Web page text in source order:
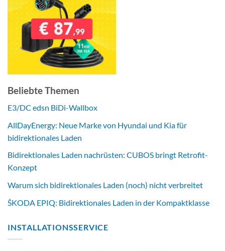
Beliebte Themen
E3/DC edsn BiDi-Wallbox
AllDayEnergy: Neue Marke von Hyundai und Kia für
bidirektionales Laden
Bidirektionales Laden nachrüsten: CUBOS bringt Retrofit-
Konzept
Warum sich bidirektionales Laden (noch) nicht verbreitet
ŠKODA EPIQ: Bidirektionales Laden in der Kompaktklasse
INSTALLATIONSSERVICE